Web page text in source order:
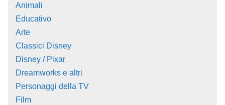
Animali
Educativo
Arte
Classici Disney
Disney / Pixar
Dreamworks e altri
Personaggi della TV
Film